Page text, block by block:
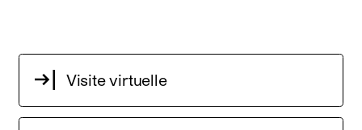
Visite virtuelle